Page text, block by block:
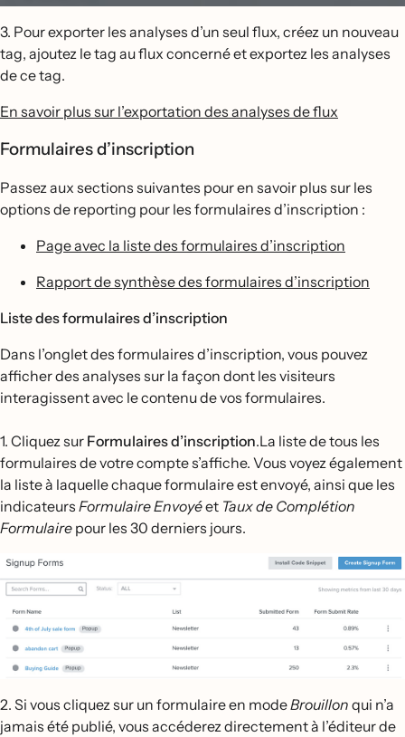
3. Pour exporter les analyses d’un seul flux, créez un nouveau
tag, ajoutez le tag au flux concerné et exportez les analyses
de ce tag.
En savoir plus sur l’exportation des analyses de flux
Formulaires d’inscription
Passez aux sections suivantes pour en savoir plus sur les
options de reporting pour les formulaires d’inscription :
Page avec la liste des formulaires d’inscription
Rapport de synthèse des formulaires d’inscription
Liste des formulaires d’inscription
Dans l’onglet des formulaires d’inscription, vous pouvez
afficher des analyses sur la façon dont les visiteurs
interagissent avec le contenu de vos formulaires.
1. Cliquez sur Formulaires d’inscription.La liste de tous les
formulaires de votre compte s’affiche. Vous voyez également
la liste à laquelle chaque formulaire est envoyé, ainsi que les
indicateurs Formulaire Envoyéet Taux de Complétion
Formulaire pour les 30 derniers jours.
2. Si vous cliquez sur un formulaire en modeBrouillon qui n’a
jamais été publié, vous accéderez directement à l’éditeur de